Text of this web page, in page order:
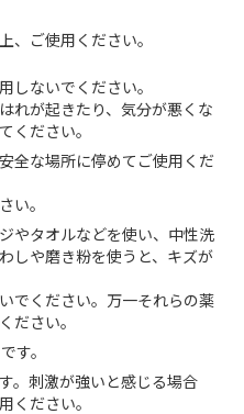
、ご使用ください。
しないでください。
れが起きたり、気分が悪くな
ください。
全な場所に停めてご使用くだ
い。
やタオルなどを使い、中性洗
しや磨き粉を使うと、キズが
でください。万一それらの薬
ださい。
す。
。刺激が強いと感じる場合
ください。